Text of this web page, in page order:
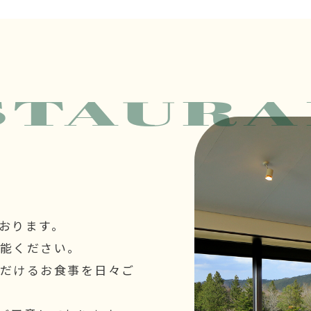
ます。
ください。
けるお食事を日々ご